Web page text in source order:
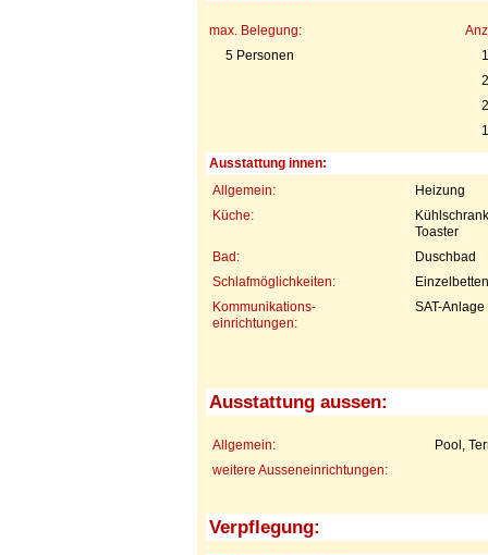
max. Belegung:
5 Personen
Ausstattung innen:
Allgemein:
Heizung
Küche:
Toaster
Bad:
Duschbad
Schlafmöglichkeiten:
Kommunikations-
einrichtungen:
SAT-Anlage
Ausstattung aussen:
Allgemein:
Pool,
weitere Ausseneinrichtungen:
Verpflegung: